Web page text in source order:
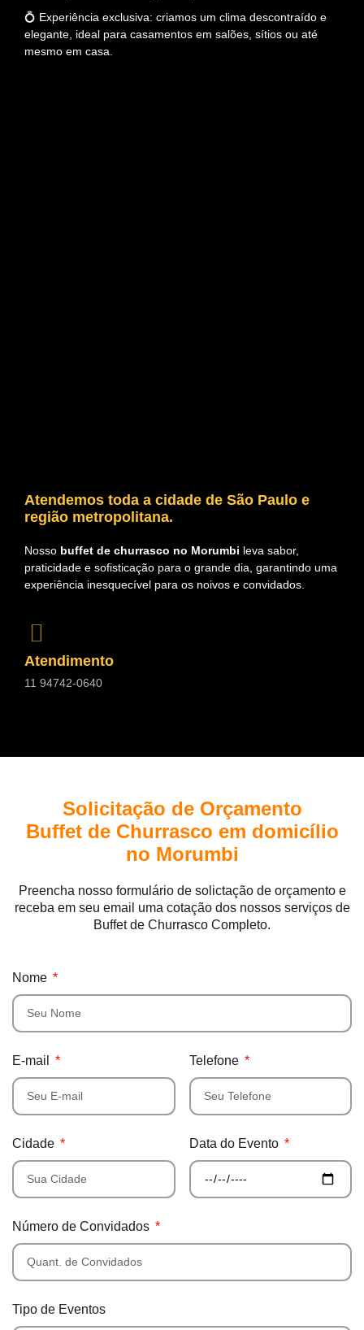
💍 Experiência exclusiva: criamos um clima descontraído e
elegante, ideal para casamentos em salões, sítios ou até
mesmo em casa.
Atendemos toda a cidade de São Paulo e
região metropolitana.
Nosso buffet de churrasco no Morumbi leva sabor,
praticidade e sofisticação para o grande dia, garantindo uma
experiência inesquecível para os noivos e convidados.
Atendimento
11 94742-0640
Solicitação de Orçamento
Buffet de Churrasco em domicílio
no Morumbi
Preencha nosso formulário de solictação de orçamento e
receba em seu email uma cotação dos nossos serviços de
Buffet de Churrasco Completo.
Nome
E-mail Telefone
Cidade Data do Evento
Número de Convidados
Tipo de Eventos